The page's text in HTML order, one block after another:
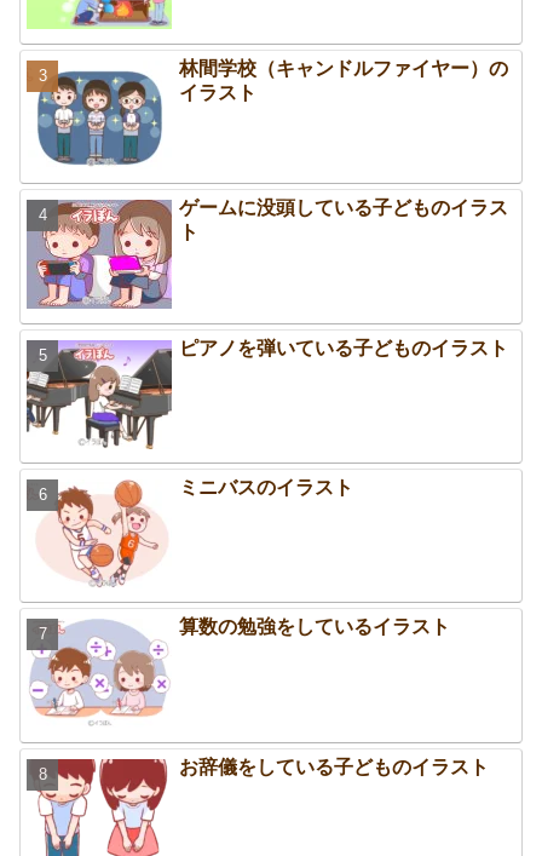
林間学校（キャンドルファイヤー）の
イラスト
ゲームに没頭している子どものイラス
ト
ピアノを弾いている子どものイラスト
ミニバスのイラスト
算数の勉強をしているイラスト
お辞儀をしている子どものイラスト